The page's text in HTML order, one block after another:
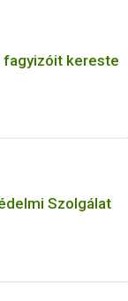
fagyizóit kereste
Szolgálat